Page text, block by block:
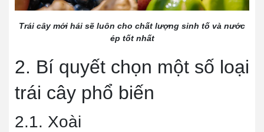
Trái cây mới hái sẽ luôn cho chất lượng sinh tố và nước
ép tốt nhất
2. Bí quyết chọn một số loại
trái cây phổ biến
2.1. Xoài